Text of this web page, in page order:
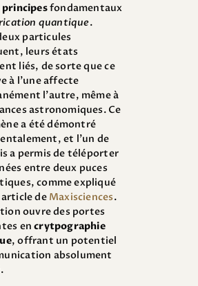
principesfondamentaux
quantique.
particules
leurs états
liés, de sorte que ce
à l’une affecte
l’autre, même à
astronomiques. Ce
a été démontré
et l’un de
a permis de téléporter
entre deux puces
comme expliqué
de Maxisciences.
ouvre des portes
encrytpographie
, offrant un potentiel
absolument